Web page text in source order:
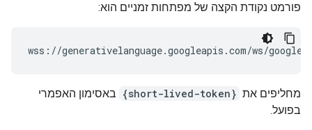
פורמט נקודת הקצה של מפתחות זמניים הוא:
מחליפים את {short-lived-token} באסימון האפמרי
בפועל.